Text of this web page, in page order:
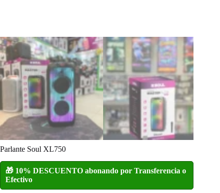
Parlante Soul XL750
🎁 10% DESCUENTO abonando por Transferencia o
Efectivo